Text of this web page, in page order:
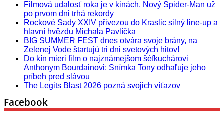
Filmová udalosť roka je v kinách. Nový Spider-Man už
po prvom dni trhá rekordy
Rockové Sady XXIV přivezou do Kraslic silný line‑up a
hlavní hvězdu Michala Pavlíčka
BIG SUMMER FEST dnes otvára svoje brány, na
Zelenej Vode štartujú tri dni svetových hitov!
Do kín mieri film o najznámejšom šéfkuchárovi
Anthonym Bourdainovi: Snímka Tony odhaľuje jeho
príbeh pred slávou
The Legits Blast 2026 pozná svojich víťazov
Facebook